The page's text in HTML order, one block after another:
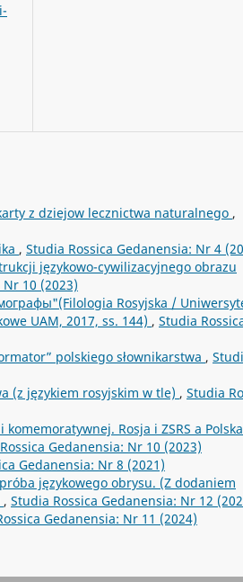
z dziejow lecznictwa naturalnego ,
, Studia Rossica Gedanensia: Nr 4
językowo-cywilizacyjnego obrazu
10 (2023)
Rosyjska /
UAM, 2017, ss. 144) , Studia
polskiego słownikarstwa ,
(z językiem rosyjskim w tle) , Studia
Rosja i ZSRS a
Gedanensia: Nr 10 (2023)
Gedanensia: Nr 8 (2021)
językowego obrysu. (Z dodaniem
, Studia Rossica Gedanensia: Nr 12
Gedanensia: Nr 11 (2024)